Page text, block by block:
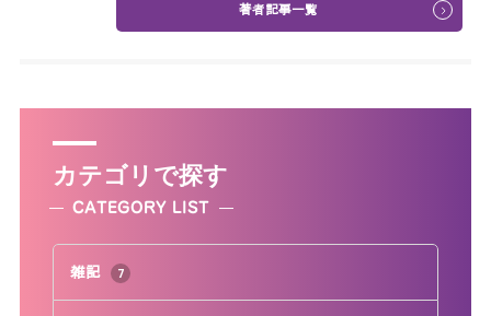
著者記事一覧
カテゴリで探す
CATEGORY LIST
雑記 7